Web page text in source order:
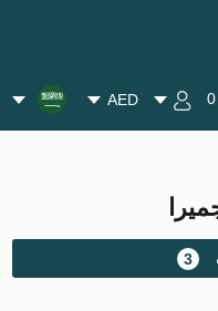
0
AED
3